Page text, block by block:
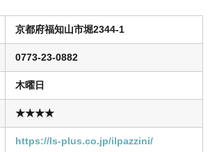
京都府福知山市堀2344-1
0773-23-0882
木曜日
★★★★
https://ls-plus.co.jp/ilpazzini/